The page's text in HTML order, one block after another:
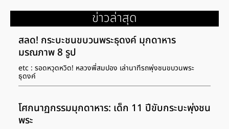
ข่าวล่าสุด
สลด! กระบะชนขบวนพระธุดงค์ มุกดาหาร
มรณภาพ 8 รูป
etc : รอดหวุดหวิด! หลวงพี่สมปอง เล่านาทีรถพุ่งชนขบวนพระ
ธุดงค์
โศกนาฏกรรมมุกดาหาร: เด็ก 11 ปีขับกระบะพุ่งชน
พระ